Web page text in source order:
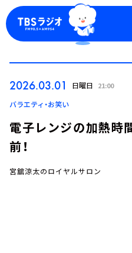
ログイン
2026.03.01 日曜日 21:00
バラエティ・お笑い
電子レンジの加熱時
前！
宮舘涼太のロイヤルサロン